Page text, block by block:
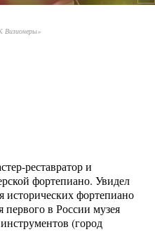
Визионеры»
реставратор и
фортепиано. Увидел
исторических фортепиано
первого в России музея
(город